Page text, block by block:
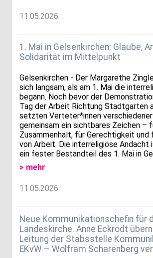
11.05.2026
1. Mai in Gelsenkirchen: Glaube,
Solidarität im Mittelpunkt
Gelsenkirchen - Der Margarethe
sich langsam, als am 1. Mai die
begann. Noch bevor der
Tag der Arbeit Richtung Stadtgarten
setzten Verteter*innen verschiedener
gemeinsam ein sichtbares Zeichen –
Zusammenhalt, für Gerechtigkeit und
von Arbeit. Die interreligiöse Andacht
ein fester Bestandteil des 1. Mai in
> mehr
11.05.2026
Neue Kommunikationschefin für
Landeskirche. Anne Eckrodt
Leitung der Stabsstelle
EKvW – Wolfram Scharenberg